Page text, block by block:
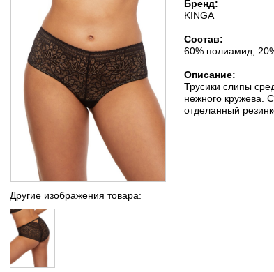
Другие изображения товара:
Бренд:
KINGA
Состав:
60% полиамид,
Описание:
Трусики слипы
нежного кружева.
отделанный